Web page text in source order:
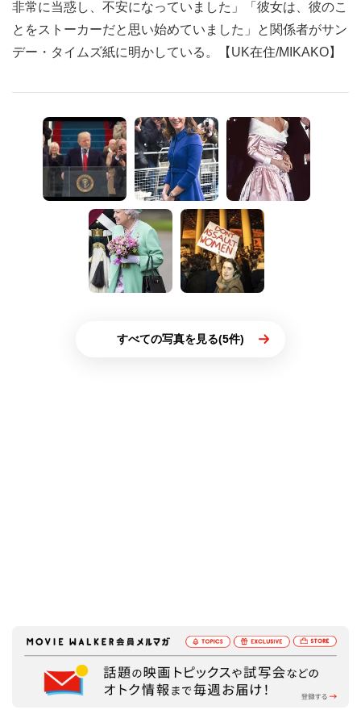
非常に当惑し、不安になっていました」「彼女は、彼のこ
とをストーカーだと思い始めていました」と関係者がサン
デー・タイムズ紙に明かしている。【UK在住/MIKAKO】
すべての写真を見る(5件)